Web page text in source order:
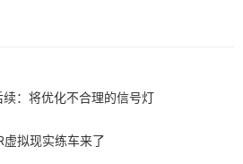
：将优化不合理的信号灯
拟现实练车来了